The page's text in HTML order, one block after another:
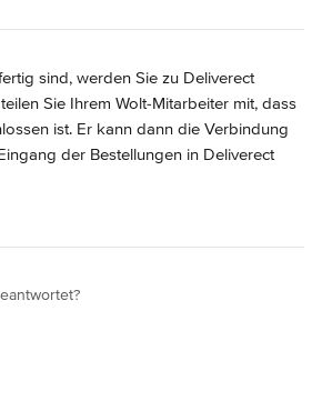
sind, werden Sie zu Deliverect
Sie Ihrem Wolt-Mitarbeiter mit, dass
ist. Er kann dann die Verbindung
der Bestellungen in Deliverect